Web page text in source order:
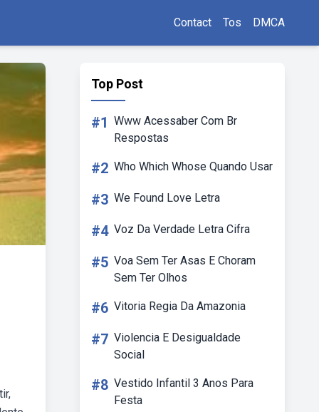
Contact Tos DMCA
Top Post
#1 Www Acessaber Com Br
Respostas
#2 Who Which Whose Quando Usar
#3 We Found Love Letra
#4 Voz Da Verdade Letra Cifra
#5 Voa Sem Ter Asas E Choram
Sem Ter Olhos
#6 Vitoria Regia Da Amazonia
#7 Violencia E Desigualdade
Social
#8 Vestido Infantil 3 Anos Para
Festa